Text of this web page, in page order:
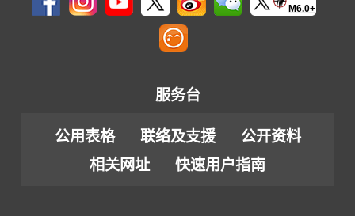
M6.0+
服务台
公用表格 联络及支援
公开资料
相关网址
快速用户指南